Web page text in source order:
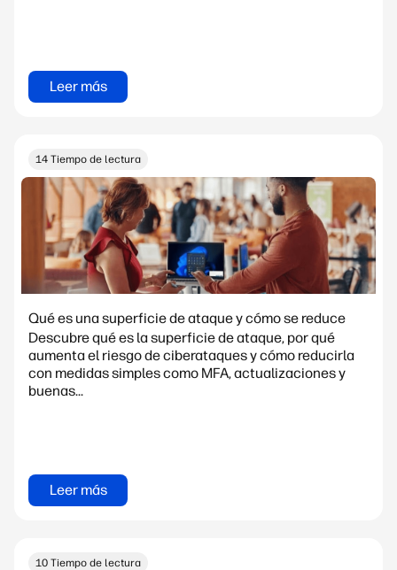
Leer más
14 Tiempo de lectura
Qué es una superficie de ataque y cómo se reduce
Descubre qué es la superficie de ataque, por qué
aumenta el riesgo de ciberataques y cómo reducirla
con medidas simples como MFA, actualizaciones y
buenas...
Leer más
10 Tiempo de lectura